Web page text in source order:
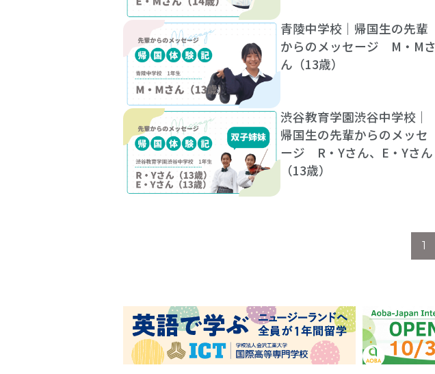
青陵中学校｜帰国生の先輩
からのメッセージ M・Mさ
ん（13歳）
渋谷教育学園渋谷中学校｜
帰国生の先輩からのメッセ
ージ R・Yさん、E・Yさん
（13歳）
1